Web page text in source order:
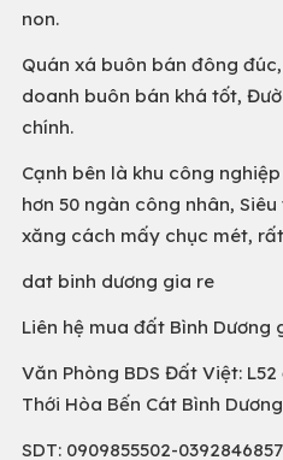
non.
Quán xá buôn bán đông
doanh buôn bán khá tốt,
chính.
Cạnh bên là khu công
hơn 50 ngàn công nhân,
xăng cách mấy chục mét,
dat binh dương gia re
Liên hệ mua đất Bình Dương
Văn Phòng BDS Đất Việt:
Thới Hòa Bến Cát Bình Dương
SDT: 0909855502-0392846857